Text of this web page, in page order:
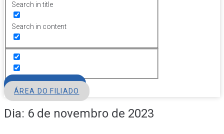
Search in title
Search in content
ÁREA DO FILIADO
Dia: 6 de novembro de 2023